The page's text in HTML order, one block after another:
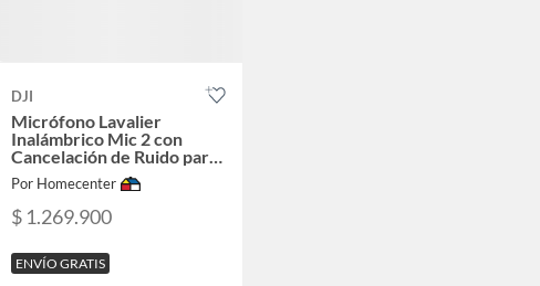
DJI
Micrófono Lavalier
Inalámbrico Mic 2 con
Cancelación de Ruido para
Sonido Profesional
Por Homecenter
$ 1.269.900
ENVÍO GRATIS